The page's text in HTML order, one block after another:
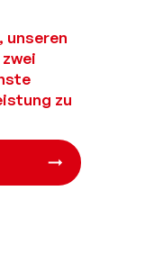
unseren
zu